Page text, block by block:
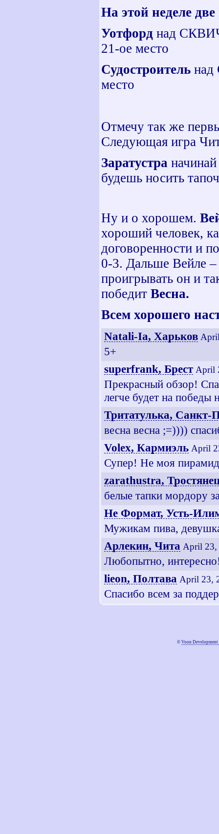
На этой неделе
Уотфорд над
21-ое место
Судостроитель над
место
Отмечу так же
Следующая игра
Заратустра
будешь носить
Ну и о хорошем.
хороший человек,
договоренности и
0-3. Дальше Вейле
проигрывать он и
победит Весна.
Всем хорошего
Natali-Ia, Харьков
5+
superfrank, Брест April
Прекрасный обзор!
легче будет на победы
Тритатулька, Санкт-
весна весна ;=))))
Volex, Кармиэль April
Супер! Не моя
zarathustra,
белые тапки мордору
Не Формат, Усть-
Мужикам пива,
Арлекин, Чита April 23,
Любопытно,
lieon, Полтава April 23,
Спасибо всем за
© Voon Development